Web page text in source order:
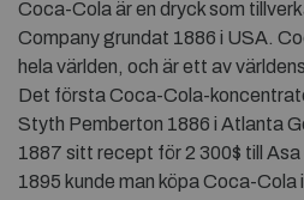
Coca-Cola är en dryck som
Company grundat 1886 i USA.
hela världen, och är ett av
Det första Coca-Cola-
Styth Pemberton 1886 i Atlanta
1887 sitt recept för 2 300$ till
1895 kunde man köpa Coca-Cola